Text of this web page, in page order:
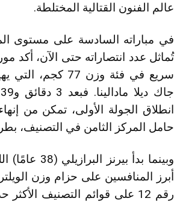
عالم الفنون القتالية المختلطة.
في مباراته السادسة على مستوى
تُماثل عدد انتصاراته حتى الآن، أكد
سريع في فئة وزن 77
انطلاق الجولة الأولى، تمكن من
حامل المركز الثامن في التصنيف،
وبينما بدأ
أبرز المنافسين على حزام وزن
رقم 12 على قوائم التصنيف